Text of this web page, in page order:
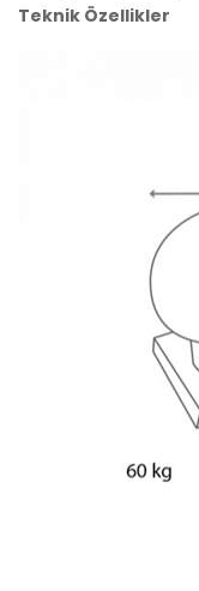
Teknik Özellikler